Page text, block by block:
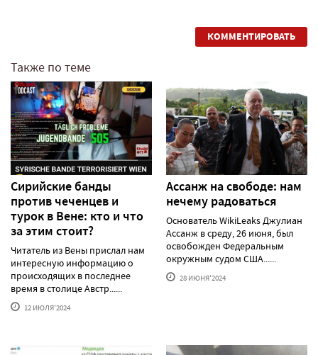
КОММЕНТИРОВАТЬ
Также по теме
Сирийские банды
против чеченцев и
турок в Вене: кто и что
за этим стоит?
Читатель из Вены прислал нам
интересную информацию о
происходящих в последнее
время в столице Австр......
12 ИЮЛЯ'2024
Ассанж на свободе: нам
нечему радоваться
Основатель WikiLeaks Джулиан
Ассанж в среду, 26 июня, был
освобожден Федеральным
окружным судом США......
28 ИЮНЯ'2024